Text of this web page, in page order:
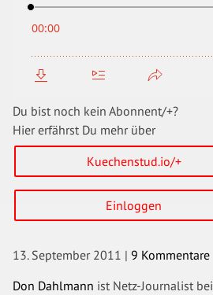
Du bist noch kein Abonnent/+?
Hier erfährst Du mehr über
Kuechenstud.io/+
Einloggen
13. September 2011 | 9 Kommentare
Don Dahlmann ist Netz-Journalist bei